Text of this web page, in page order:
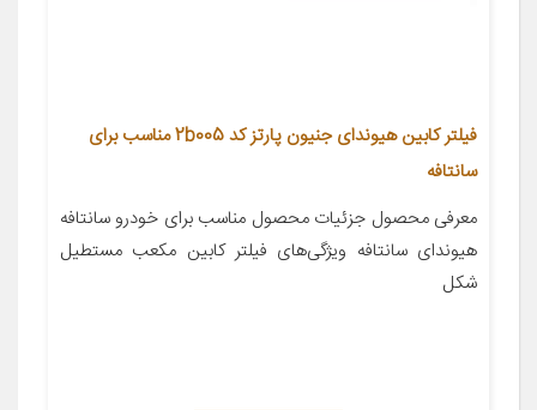
فیلتر کابین هیوندای جنیون پارتز کد 2b005 مناسب برای
سانتافه
معرفی محصول جزئیات محصول مناسب برای خودرو سانتافه
هیوندای سانتافه ویژگی‌های فیلتر کابین مکعب مستطیل
شکل